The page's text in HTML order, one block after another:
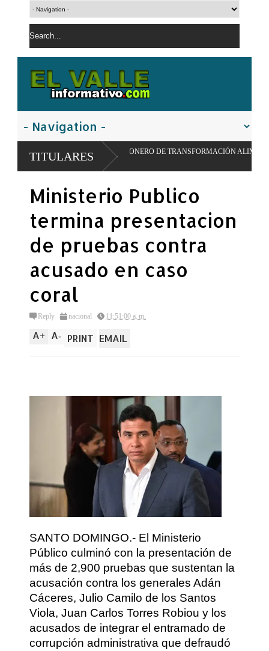
TITULARES
PIONERO DE TRANSFORMACIÓN ALIMENTARIA Y REDES ESCOLARES
Ministerio Publico
termina presentacion
de pruebas contra
acusado en caso
coral
Reply nacional 11:51:00 a. m.
A+ A- PRINT EMAIL
SANTO DOMINGO.- El Ministerio
Público culminó con la presentación de
más de 2,900 pruebas que sustentan la
acusación contra los generales Adán
Cáceres, Julio Camilo de los Santos
Viola, Juan Carlos Torres Robiou y los
acusados de integrar el entramado de
corrupción administrativa que defraudó